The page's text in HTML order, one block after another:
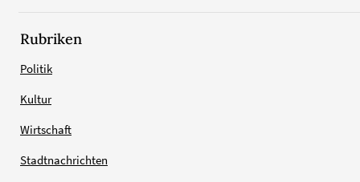
Rubriken
Politik
Kultur
Wirtschaft
Stadtnachrichten